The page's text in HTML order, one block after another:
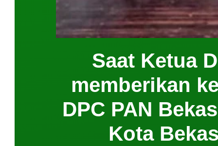
Saat Ketua
memberikan
DPC PAN
Kota